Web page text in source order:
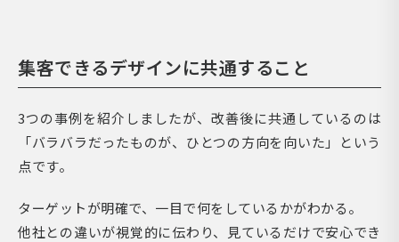
集客できるデザインに共通すること
3つの事例を紹介しましたが、改善後に共通しているのは
「バラバラだったものが、ひとつの方向を向いた」という
点です。
ターゲットが明確で、一目で何をしているかがわかる。
他社との違いが視覚的に伝わり、見ているだけで安心でき